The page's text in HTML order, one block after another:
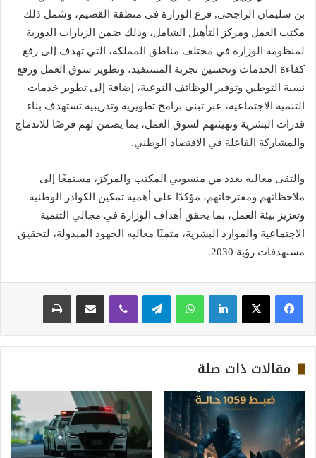
بن سليمان الراجحي, فرع الوزارة في منطقة القصيم، وشمل ذلك
مكتب العمل ومركز التأهيل الشامل، وذلك ضمن الزيارات الدورية
لمنظومة الوزارة في مختلف مناطق المملكة، التي تهدف إلى رفع
كفاءة الخدمات وتحسين تجربة المستفيد، وتطوير سوق العمل ورفع
نسبة التوطين وتوفير الوظائف النوعية، إضافة إلى تطوير خدمات
التنمية الاجتماعية، عبر تبني برامج تطويرية وتدريبية تستهدف بناء
قدرات البشرية وتهيئتهم لسوق العمل، بما يضمن لهم فرصًا للاندماج
والمشاركة الفاعلة في الاقتصاد الوطني.
والتقى معاليه بعدد من منسوبي المكتب والمركز، مستمعًا إلى
ملاحظاتهم ومقترحاتهم، مؤكدًا على أهمية تمكين الكوادر الوطنية
وتعزيز بيئة العمل، بما يحقق أهداف الوزارة في مجالي التنمية
الاجتماعية والموارد البشرية، مثمنًا معاليه الجهود المبذولة، لتحقيق
مستهدفات رؤية 2030.
لينكدإن واتساب تيلقرام
مقالات ذات صلة